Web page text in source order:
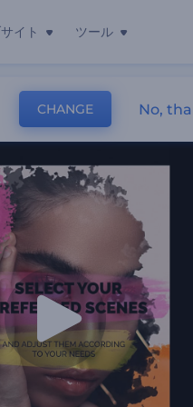
イト ツール
CHANGE No,